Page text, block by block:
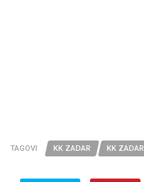
TAGOVI KK ZADAR KK ZADAR